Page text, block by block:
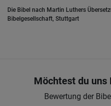
Die Bibel nach Martin Luthers
Bibelgesellschaft, Stuttgart
Möchtest du uns
Bewertung der